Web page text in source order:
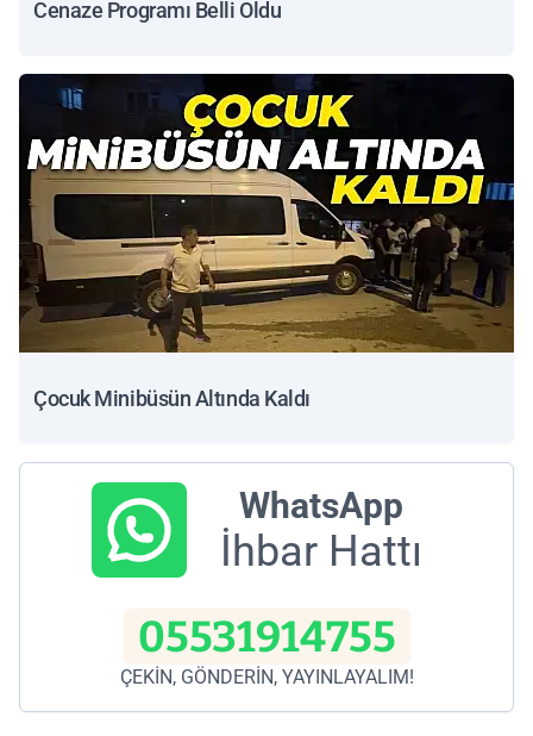
Cenaze Programı Belli Oldu
Çocuk Minibüsün Altında Kaldı
WhatsApp
İhbar Hattı
05531914755
ÇEKİN, GÖNDERİN, YAYINLAYALIM!